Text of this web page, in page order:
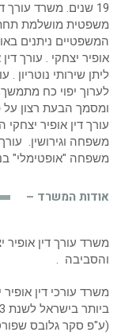
אודות המשרד –
משרד עורך דין אופיר
והסביבה .
ביותר בישראל לשנת 2023
(ע"פ סקר גלובס שפורסם